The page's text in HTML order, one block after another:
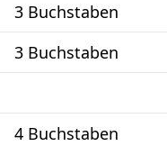
3 Buchstaben
3 Buchstaben
4 Buchstaben